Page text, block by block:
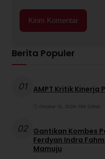
Berita Populer
01 AMPT Kritik Kinerja
Oktober 10, 2024 196 Dilihat
02 Gantikan Kombes
Ferdyan Indra
Mamuju